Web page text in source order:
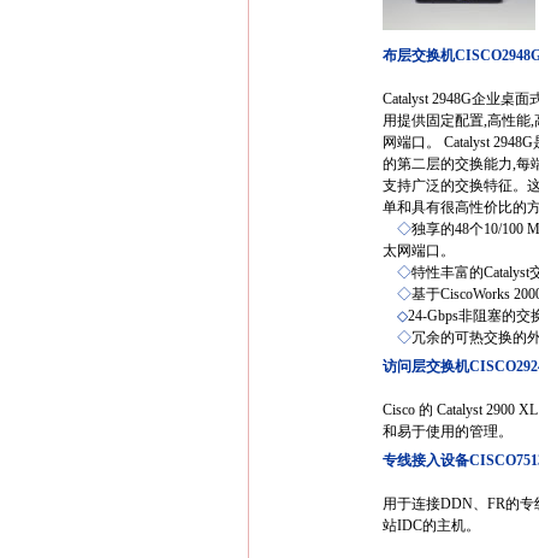
布层交换机
Catalyst 2948G企业桌面
用提供固定配置,高性能,
网端口。 Catalyst
的第二层的交换能力,每
支持广泛的交换特征。
单和具有很高性价比的
◇独享的48个10/100
太网端口。
◇特性丰富的Catalyst
◇基于CiscoWorks
◇24-Gbps非阻塞的交
◇冗余的可热交换的
访问层交换机
Cisco 的 Catalyst 2900
和易于使用的管理。
专线接入设备
用于连接DDN、FR的
站IDC的主机。